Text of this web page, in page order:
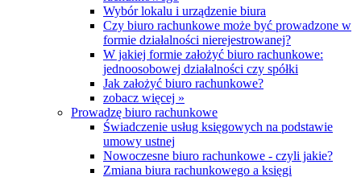
Wybór lokalu i urządzenie biura
Czy biuro rachunkowe może być prowadzone w
formie działalności nierejestrowanej?
W jakiej formie założyć biuro rachunkowe:
jednoosobowej działalności czy spółki
Jak założyć biuro rachunkowe?
zobacz więcej »
Prowadzę biuro rachunkowe
Świadczenie usług księgowych na podstawie
umowy ustnej
Nowoczesne biuro rachunkowe - czyli jakie?
Zmiana biura rachunkowego a księgi